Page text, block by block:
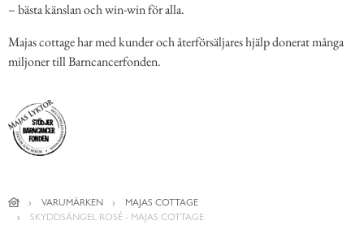
– bästa känslan och win-win för alla.
Majas cottage har med kunder och återförsäljares hjälp donerat många
miljoner till Barncancerfonden.
VARUMÄRKEN
MAJAS COTTAGE
SKYDDSÄNGEL ROSÉ - MAJAS COTTAGE